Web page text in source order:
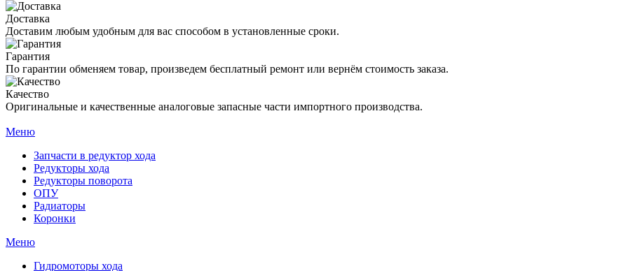
Доставка
Доставим любым удобным для вас способом в установленные сроки.
Гарантия
По гарантии обменяем товар, произведем бесплатный ремонт или вернём стоимость заказа.
Качество
Оригинальные и качественные аналоговые запасные части импортного производства.
Меню
Запчасти в редуктор хода
Редукторы хода
Редукторы поворота
ОПУ
Радиаторы
Коронки
Меню
Гидромоторы хода